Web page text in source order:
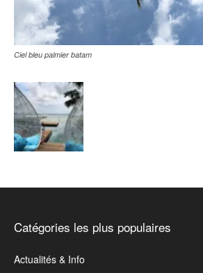
Ciel bleu palmier batam
Catégories les plus populaires
Actualités & Info